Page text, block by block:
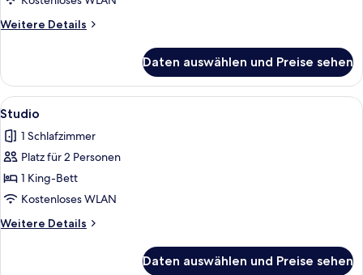
Weitere Details
Weitere
Doppelzimmer
Daten auswählen und Preise sehen
Alle
Fotos
für
Studio
anzeigen
Ein Hotelzimmer mit einem Bett,
1
Studio
1 Schlafzimmer
Platz für 2 Personen
1 King-Bett
Kostenloses WLAN
Weitere Details
Weitere
Daten auswählen und Preise sehen